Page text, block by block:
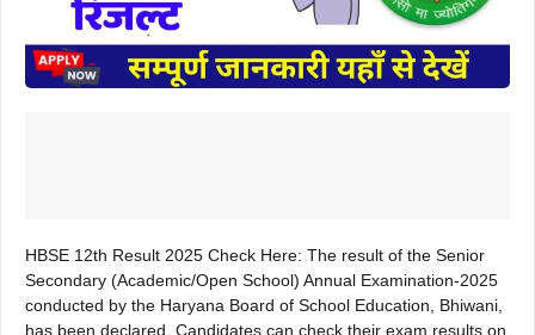
HBSE 12th Result 2025 Check Here: The result of the Senior
Secondary (Academic/Open School) Annual Examination-2025
conducted by the Haryana Board of School Education, Bhiwani,
has been declared. Candidates can check their exam results on